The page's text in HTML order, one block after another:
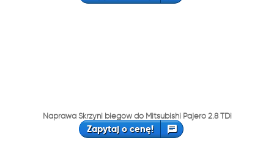
Naprawa Skrzyni biegów do Mitsubishi Pajero 2.8 TDi
Zapytaj o cenę!